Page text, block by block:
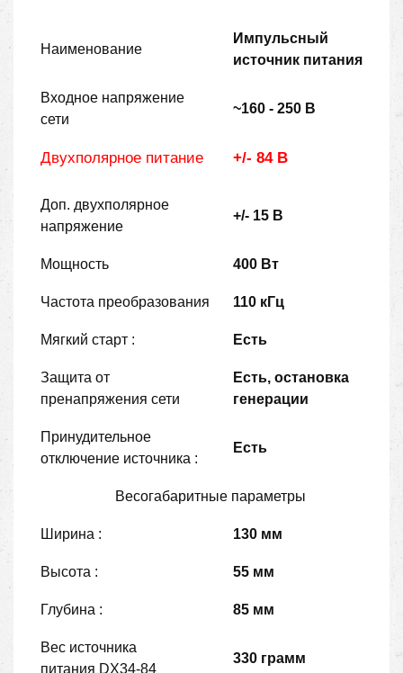
Наименование
Импульсный
источник питания
Входное напряжение
сети
~160 - 250 В
Двухполярное питание +/- 84 В
Доп. двухполярное
напряжение
+/- 15 В
Мощность 400 Вт
Частота преобразования 110 кГц
Мягкий старт : Есть
Защита от
пренапряжения сети
Есть, остановка
генерации
Принудительное
отключение источника :
Есть
Весогабаритные параметры
Ширина : 130 мм
Высота : 55 мм
Глубина : 85 мм
Вес источника
питания DX34-84
330 грамм